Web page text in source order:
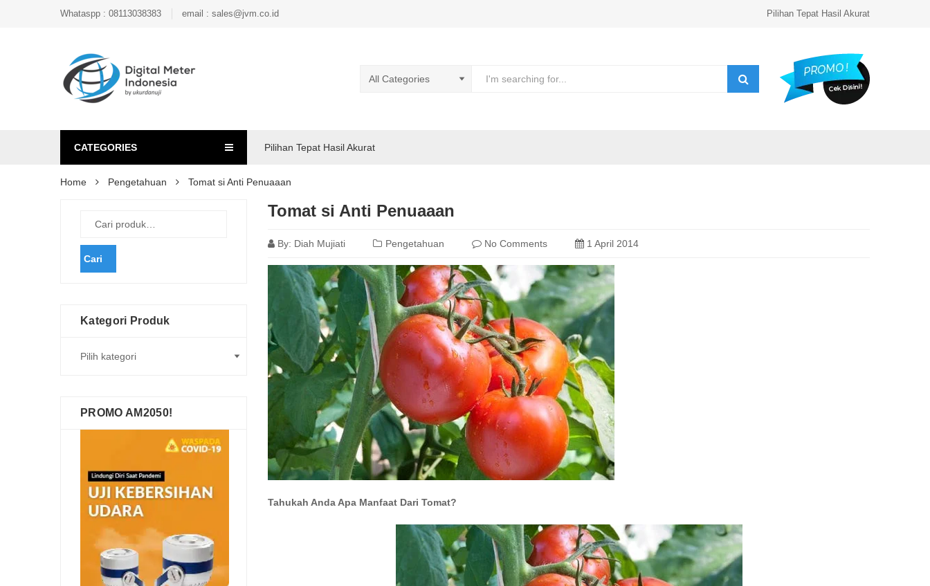
Whataspp : 08113038383 email : sales@jvm.co.id Pilihan Tepat Hasil Akurat
CATEGORIES Pilihan Tepat Hasil Akurat
Home Pengetahuan Tomat si Anti Penuaaan
Tomat si Anti Penuaaan
By: Diah Mujiati Pengetahuan No Comments 1 April 2014
Tahukah Anda Apa Manfaat Dari Tomat?
Cari
Kategori Produk
PROMO AM2050!